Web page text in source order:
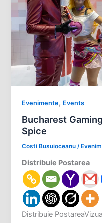
Evenimente, Events
Bucharest
Spice
Costi Busuioceanu/
Distribuie Postarea
Distribuie